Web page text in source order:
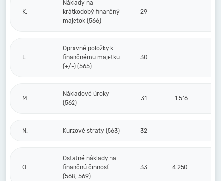
K.
Náklady na
krátkodobý finančný
majetok (566)
29
L.
Opravné položky k
finančnému majetku
(+/-) (565)
30
M.
Nákladové úroky
(562)
31 1 516
N. Kurzové straty (563) 32
O.
Ostatné náklady na
finančnú činnosť
(568, 569)
33 4 250